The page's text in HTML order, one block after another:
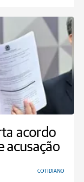
acordo
acusação
COTIDIANO